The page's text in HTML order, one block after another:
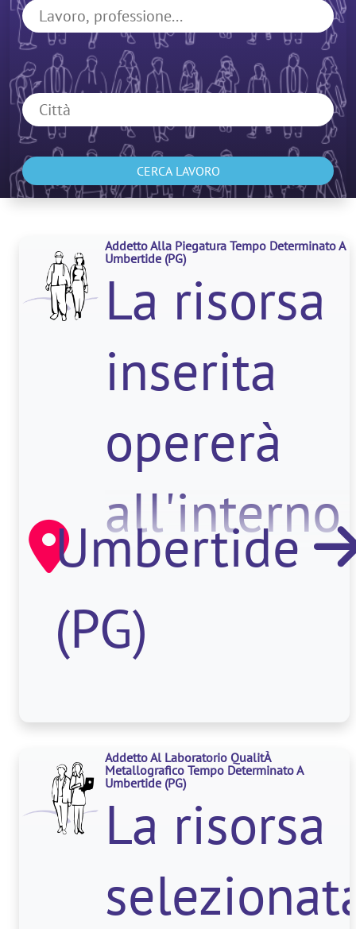
CERCA LAVORO
Addetto Alla Piegatura Tempo Determinato A
Umbertide (PG)
La risorsa
inserita
opererà
all'interno
del
reparto
lamiera e
si
Umbertide
(PG)
Addetto Al Laboratorio QualitÀ
Metallografico Tempo Determinato A
Umbertide (PG)
La risorsa